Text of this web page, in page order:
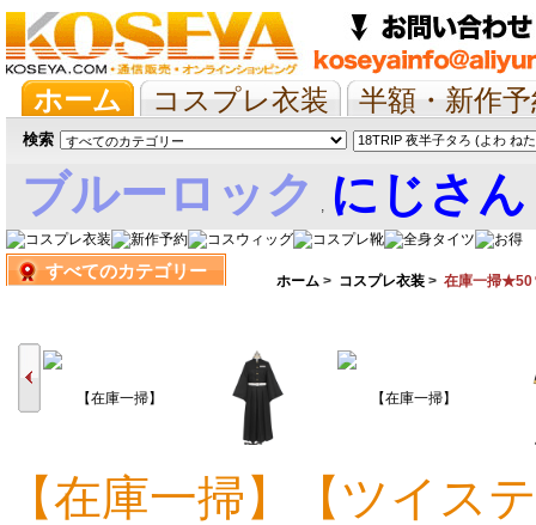
ホーム コスプレ衣装
半額・新作
抱き枕/布団/シーツ
ツイステ ウマ
検索
ブルーロック , にじさ
娘すべてのカテゴリー ホーム > コスプレ衣装 > 在庫一掃★50
9,442円
【在庫一掃】【ツイス